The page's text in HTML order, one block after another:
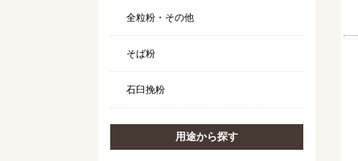
全粒粉・その他
そば粉
石臼挽粉
用途から探す